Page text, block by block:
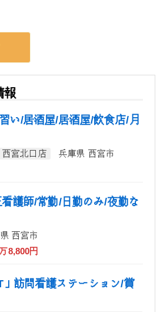
報
い/居酒屋/居酒屋/飲食店/月
西宮北口店
兵庫県 西宮市
看護師/常勤/日勤のみ/夜勤な
西宮市
8,800円
」訪問看護ステーション/賞